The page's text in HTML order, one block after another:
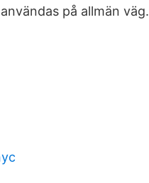
på allmän väg.